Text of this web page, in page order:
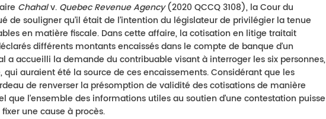
Chahalv. Quebec Revenue Agency(2020 QCCQ 3108), la Cour du
de souligner qu’il était de l’intention du législateur de privilégier la tenue
en matière fiscale. Dans cette affaire, la cotisation en litige traitait
différents montants encaissés dans le compte de banque d’un
a accueilli la demande du contribuable visant à interroger les six personnes,
auraient été la source de ces encaissements. Considérant que les
de renverser la présomption de validité des cotisations de manière
que l’ensemble des informations utiles au soutien d’une contestation puisse
une cause à procès.